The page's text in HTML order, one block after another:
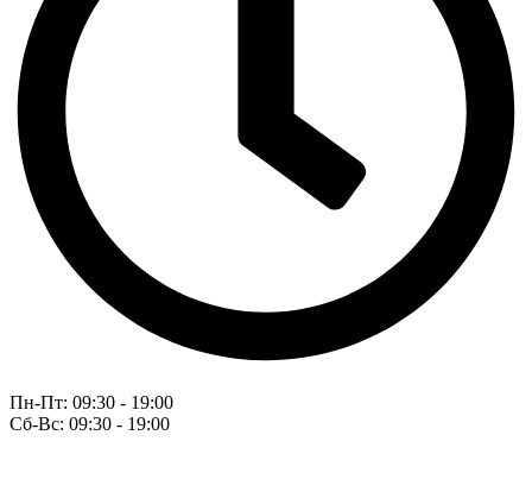
Пн-Пт: 09:30 - 19:00
Сб-Вс: 09:30 - 19:00